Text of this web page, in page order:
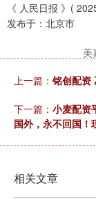
《 人民日报 》(
发布于：北京市
美
上一篇： 铭创配资
下一篇： 小麦配资
国外，永不回国！
相关文章